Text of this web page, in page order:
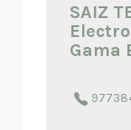
SAIZ
Gama